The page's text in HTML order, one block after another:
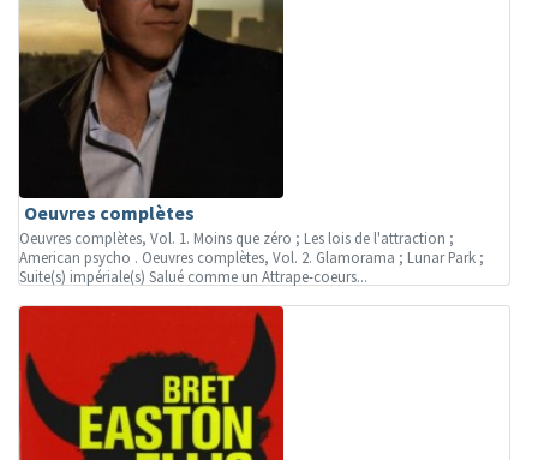
Oeuvres complètes
Oeuvres complètes, Vol. 1. Moins que zéro ; Les lois de l'attraction ;
American psycho . Oeuvres complètes, Vol. 2. Glamorama ; Lunar Park ;
Suite(s) impériale(s) Salué comme un Attrape-coeurs...